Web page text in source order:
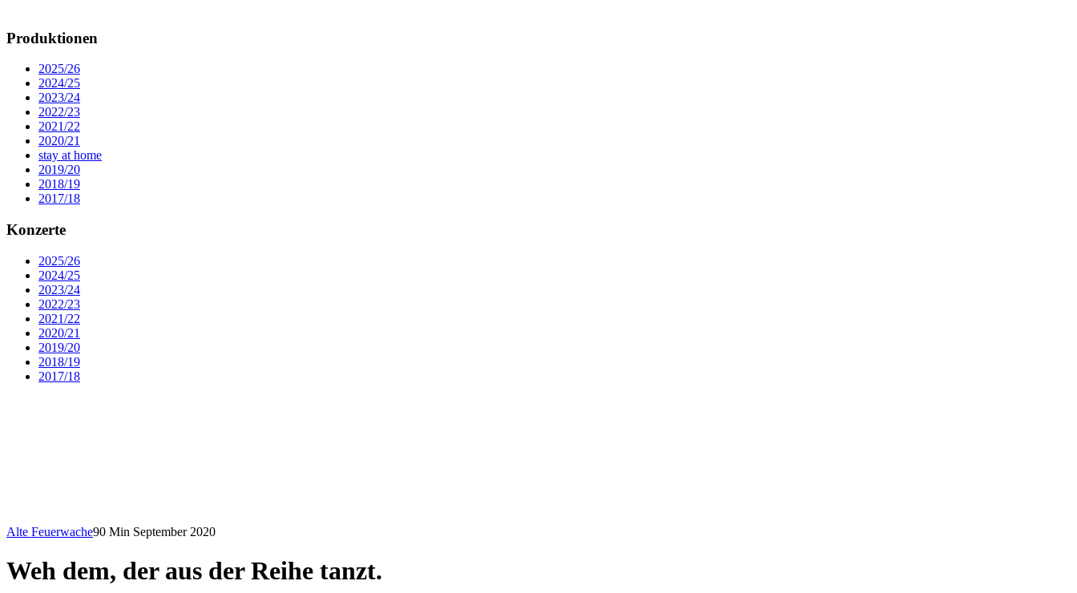
Produktionen
2025/26
2024/25
2023/24
2022/23
2021/22
2020/21
stay at home
2019/20
2018/19
2017/18
Konzerte
2025/26
2024/25
2023/24
2022/23
2021/22
2020/21
2019/20
2018/19
2017/18
Alte Feuerwache90 Min September 2020
Weh dem, der aus der Reihe tanzt.